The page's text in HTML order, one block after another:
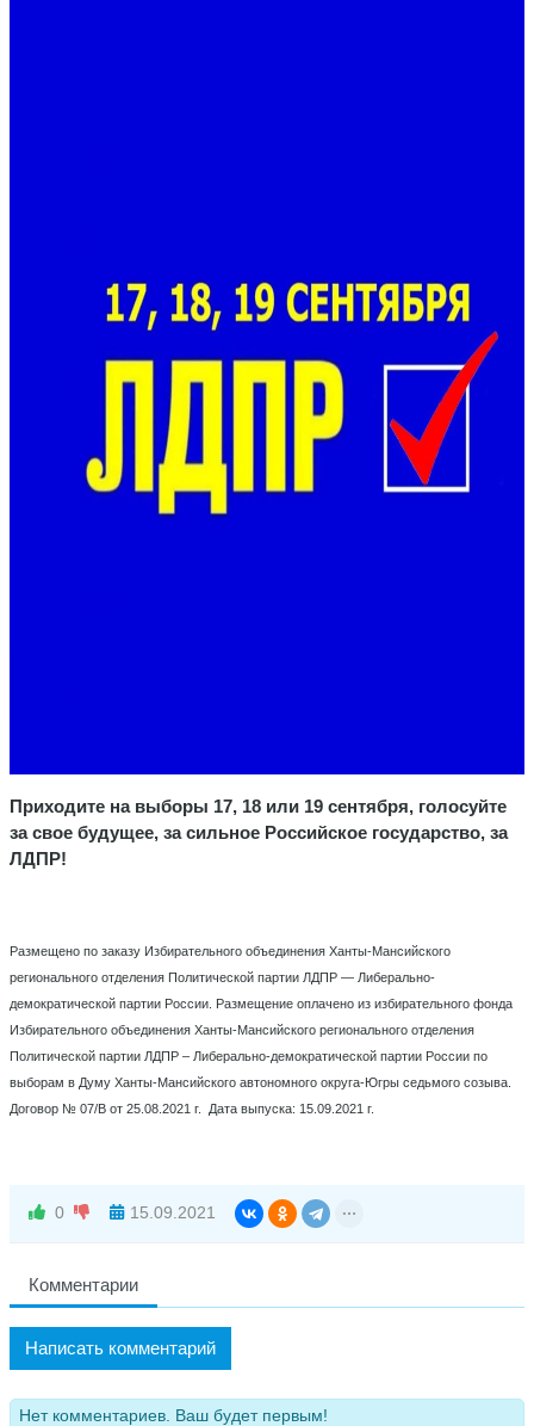
Приходите на выборы 17, 18 или 19 сентября, голосуйте
за свое будущее, за сильное Российское государство, за
ЛДПР!
Размещено по заказу Избирательного объединения Ханты-Мансийского
регионального отделения Политической партии ЛДПР — Либерально-
демократической партии России. Размещение оплачено из избирательного фонда
Избирательного объединения Ханты-Мансийского регионального отделения
Политической партии ЛДПР – Либерально-демократической партии России по
выборам в Думу Ханты-Мансийского автономного округа-Югры седьмого созыва.
Договор № 07/В от 25.08.2021 г. Дата выпуска: 15.09.2021 г.
0 15.09.2021
Комментарии
Написать комментарий
Нет комментариев. Ваш будет первым!